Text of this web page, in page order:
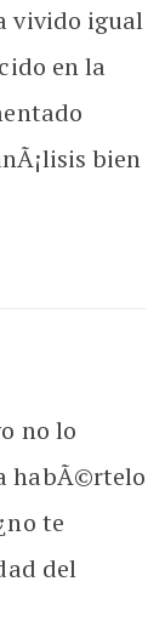
vivido igual
en la
bien
no lo
habÃ©rtelo
te
del